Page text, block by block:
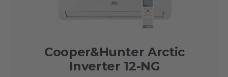
Cooper&Hunter Arctic
Inverter 12-NG